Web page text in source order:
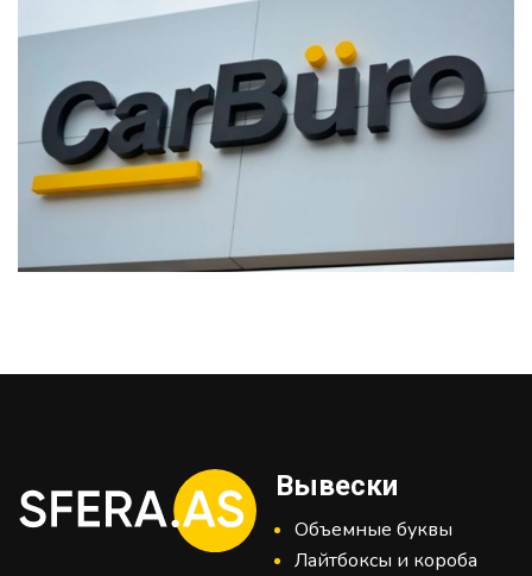
Вывески
Объемные буквы
Лайтбоксы и короба